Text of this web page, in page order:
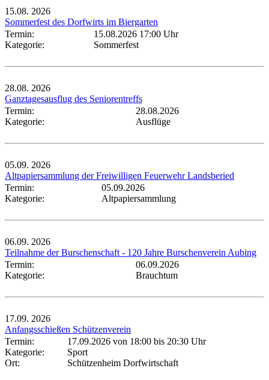
15.08. 2026
Sommerfest des Dorfwirts im Biergarten
Termin:
15.08.2026 17:00 Uhr
Kategorie:
Sommerfest
28.08. 2026
Ganztagesausflug des Seniorentreffs
Termin:
28.08.2026
Kategorie:
Ausflüge
05.09. 2026
Altpapiersammlung der Freiwilligen Feuerwehr Landsberied
Termin:
05.09.2026
Kategorie:
Altpapiersammlung
06.09. 2026
Teilnahme der Burschenschaft - 120 Jahre Burschenverein Aubing
Termin:
06.09.2026
Kategorie:
Brauchtum
17.09. 2026
Anfangsschießen Schützenverein
Termin:
17.09.2026 von 18:00 bis 20:30 Uhr
Kategorie:
Sport
Ort:
Schützenheim Dorfwirtschaft